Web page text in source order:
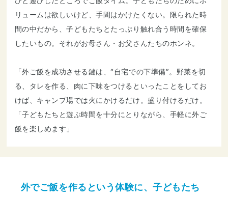
リュームは欲しいけど、手間はかけたくない。限られた時
間の中だから、子どもたちとたっぷり触れ合う時間を確保
したいもの。それがお母さん・お父さんたちのホンネ。
「外ご飯を成功させる鍵は、“自宅での下準備”。野菜を切
る、タレを作る、肉に下味をつけるといったことをしてお
けば、キャンプ場では火にかけるだけ。盛り付けるだけ。
「子どもたちと遊ぶ時間を十分にとりながら、手軽に外ご
飯を楽しめます」
外でご飯を作るという体験に、子どもたち